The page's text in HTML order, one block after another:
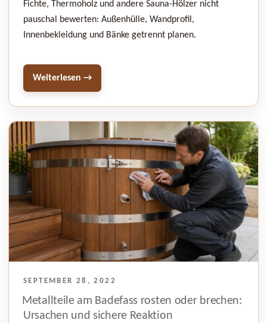
Fichte, Thermoholz und andere Sauna-Hölzer nicht
pauschal bewerten: Außenhülle, Wandprofil,
Innenbekleidung und Bänke getrennt planen.
Weiterlesen →
VERÖFFENTLICHT
SEPTEMBER 28, 2022
Metallteile am Badefass rosten oder brechen:
Ursachen und sichere Reaktion